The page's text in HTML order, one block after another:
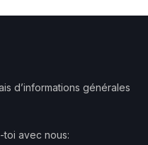
d’informations générales
toi avec nous: